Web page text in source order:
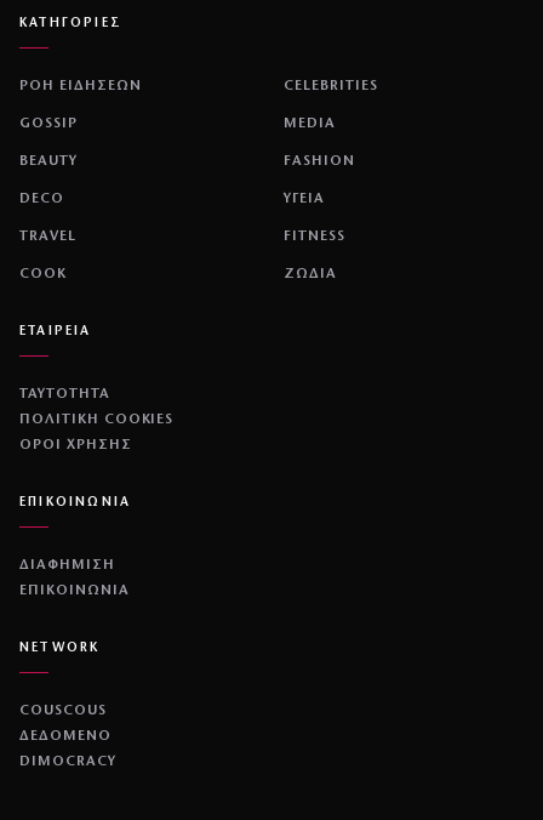
ΚΑΤΗΓΟΡΙΕΣ
ΡΟΗ ΕΙΔΗΣΕΩΝ CELEBRITIES
GOSSIP MEDIA
BEAUTY FASHION
DECO ΥΓΕΙΑ
TRAVEL FITNESS
COOK ΖΩΔΙΑ
ΕΤΑΙΡΕΙΑ
ΤΑΥΤΟΤΗΤΑ
ΠΟΛΙΤΙΚΉ COOKIES
ΌΡΟΙ ΧΡΉΣΗΣ
ΕΠΙΚΟΙΝΩΝΙΑ
ΔΙΑΦΗΜΙΣΗ
ΕΠΙΚΟΙΝΩΝΙΑ
NETWORK
COUSCOUS
ΔΕΔΟΜΕΝΟ
DIMOCRACY